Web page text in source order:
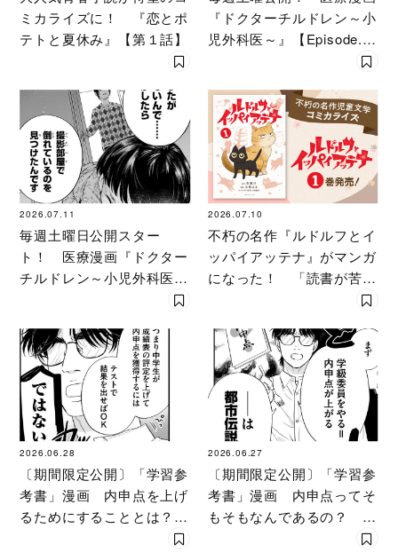
ミカライズに！ 『恋とポ
テトと夏休み』【第１話】
『ドクターチルドレン～小
児外科医～』【Episode.
2026.07.11
毎週土曜日公開スター
ト！ 医療漫画『ドクター
チルドレン～小児外科医
2026.07.10
不朽の名作『ルドルフとイ
ッパイアッテナ』がマンガ
になった！ 「読書が苦手
な子ども」も夢中になる
2026.06.28
〔期間限定公開〕「学習参
考書」漫画 内申点を上げ
るためにすることとは？
2026.06.27
〔期間限定公開〕「学習参
考書」漫画 内申点ってそ
もそもなんであるの？